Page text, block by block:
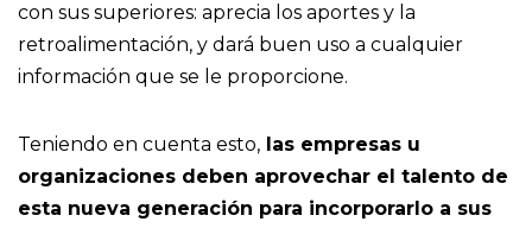
con sus superiores: aprecia los aportes y la
retroalimentación, y dará buen uso a cualquier
información que se le proporcione.
Teniendo en cuenta esto, las empresas u
organizaciones deben aprovechar el talento de
esta nueva generación para incorporarlo a sus